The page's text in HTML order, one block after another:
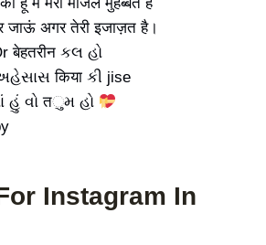
जाऊं अगर तेरी इजाज़त है।
बेहतरीन કલ હો
किया કી jise
હું વો तુમ હો
Instagram In